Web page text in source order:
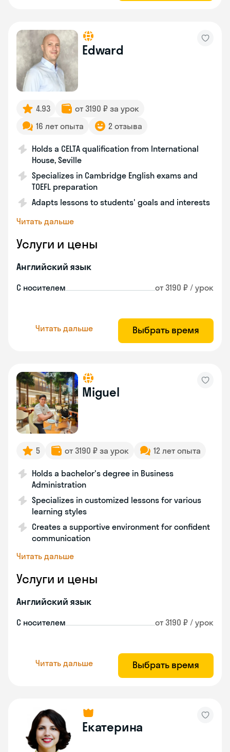
Edward
4.93
от 3190 ₽ за урок
16 лет опыта
2 отзыва
Holds a CELTA qualification from International
House, Seville
Specializes in Cambridge English exams and
TOEFL preparation
Adapts lessons to students' goals and interests
Читать дальше
Услуги и цены
Английский язык
С носителем от 3190 ₽ / урок
Читать дальше Выбрать время
Miguel
5 от 3190 ₽ за урок 12 лет опыта
Holds a bachelor's degree in Business
Administration
Specializes in customized lessons for various
learning styles
Creates a supportive environment for confident
communication
Читать дальше
Услуги и цены
Английский язык
С носителем от 3190 ₽ / урок
Читать дальше Выбрать время
Екатерина